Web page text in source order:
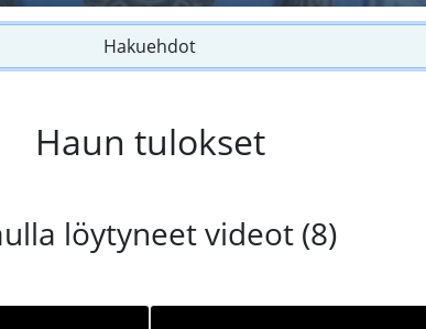
Hakuehdot
Haun tulokset
löytyneet videot (8)